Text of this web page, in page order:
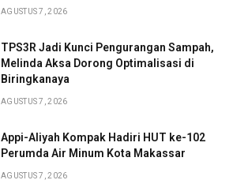
AGUSTUS 7, 2026
TPS3R Jadi Kunci Pengurangan Sampah,
Melinda Aksa Dorong Optimalisasi di
Biringkanaya
AGUSTUS 7, 2026
Appi-Aliyah Kompak Hadiri HUT ke-102
Perumda Air Minum Kota Makassar
AGUSTUS 7, 2026